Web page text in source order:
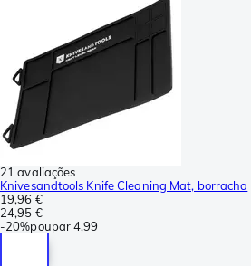
21 avaliações
Knivesandtools Knife Cleaning Mat, borracha
19,96 €
24,95 €
-20%poupar4,99